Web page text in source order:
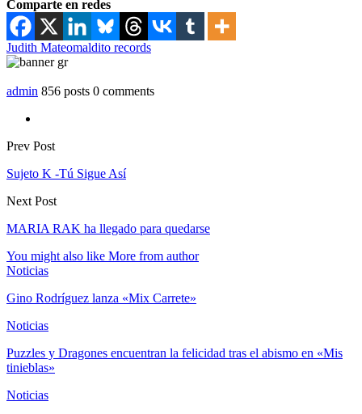
Comparte en redes
Judith Mateomaldito records
admin 856 posts 0 comments
Prev Post
Sujeto K -Tú Sigue Así
Next Post
MARIA RAK ha llegado para quedarse
You might also like More from author
Noticias
Gino Rodríguez lanza «Mix Carrete»
Noticias
Puzzles y Dragones encuentran la felicidad tras el abismo en «Mis
tinieblas»
Noticias